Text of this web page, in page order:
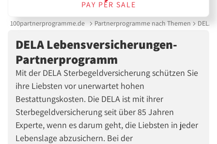
PAY PER SALE
100partnerprogramme.de Partnerprogramme nach Themen DELA
DELA Lebensversicherungen-
Partnerprogramm
Mit der DELA Sterbegeldversicherung schützen Sie
ihre Liebsten vor unerwartet hohen
Bestattungskosten. Die DELA ist mit ihrer
Sterbegeldversicherung seit über 85 Jahren
Experte, wenn es darum geht, die Liebsten in jeder
Lebenslage abzusichern. Bei der